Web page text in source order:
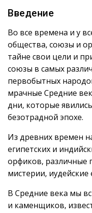
Введение
Во все времена и у
общества, союзы и
тайне свои цели и
союзы в самых
первобытных
мрачные Средние
дни, которые
безотрадной эпохе.
Из древних времен
египетских и
орфиков, различные
мистерии, иудейские
В Средние века мы
и каменщиков,